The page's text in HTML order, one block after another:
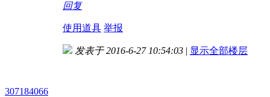
回复
使用道具 举报
307184066
发表于 2016-6-27 10:54:03 | 显示全部楼层